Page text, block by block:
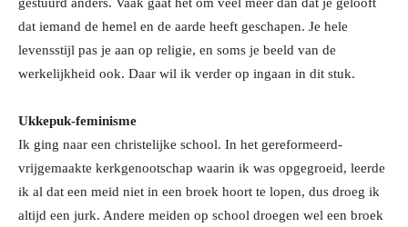
gestuurd anders. Vaak gaat het om veel meer dan dat je gelooft
dat iemand de hemel en de aarde heeft geschapen. Je hele
levensstijl pas je aan op religie, en soms je beeld van de
werkelijkheid ook. Daar wil ik verder op ingaan in dit stuk.
Ukkepuk-feminisme
Ik ging naar een christelijke school. In het gereformeerd-
vrijgemaakte kerkgenootschap waarin ik was opgegroeid, leerde
ik al dat een meid niet in een broek hoort te lopen, dus droeg ik
altijd een jurk. Andere meiden op school droegen wel een broek